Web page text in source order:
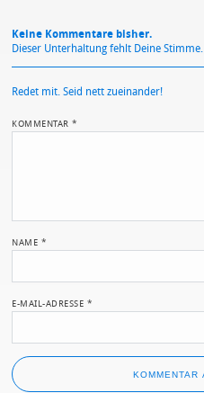
Keine Kommentare bisher.
Dieser Unterhaltung fehlt Deine Stimme.
Redet mit. Seid nett zueinander!
KOMMENTAR*
NAME *
E-MAIL-ADRESSE *